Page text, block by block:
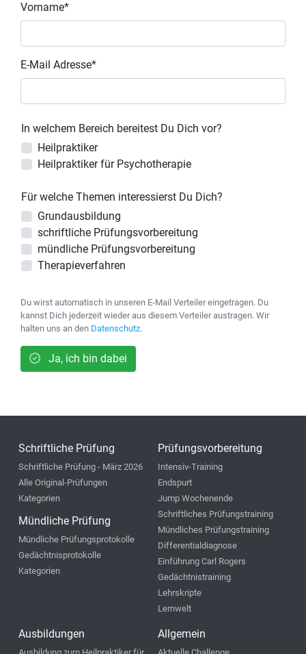
Vorname*
E-Mail Adresse*
In welchem Bereich bereitest Du Dich vor?
Heilpraktiker
Heilpraktiker für Psychotherapie
Für welche Themen interessierst Du Dich?
Grundausbildung
schriftliche Prüfungsvorbereitung
mündliche Prüfungsvorbereitung
Therapieverfahren
Du wirst automatisch in unseren E-Mail Verteiler eingetragen. Du
kannst Dich jederzeit wieder aus diesem Verteiler austragen. Wir
halten uns an den Datenschutz.
Ja, ich bin dabei
Schriftliche Prüfung
Schriftliche Prüfung - März 2026
Alle Original-Prüfungen
Kategorien
Mündliche Prüfung
Mündliche Prüfungsprotokolle
Gedächtnisprotokolle
Kategorien
Prüfungsvorbereitung
Intensiv-Training
Endspurt
Jump Wochenende
Schriftliches Prüfungstraining
Mündliches Prüfungstraining
Differentialdiagnose
Einführung Carl Rogers
Gedächtnistraining
Lehrskripte
Lernwelt
Ausbildungen Allgemein